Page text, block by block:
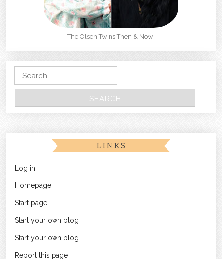
The Olsen Twins Then & Now!
Search for:
LINKS
Log in
Homepage
Start page
Start your own blog
Start your own blog
Report this page